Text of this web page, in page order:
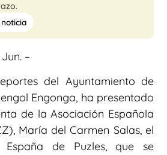
–
del Ayuntamiento de
Engonga, ha presentado
de la Asociación Española
María del Carmen Salas, el
España de Puzles, que se